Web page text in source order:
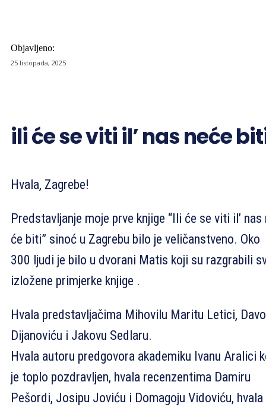
Objavljeno:
25 listopada, 2025
ili će se viti il’ nas neće
Hvala, Zagrebe!
Predstavljanje moje prve knjige “Ili će se viti il’ nas
će biti” sinoć u Zagrebu bilo je veličanstveno. Oko
300 ljudi je bilo u dvorani Matis koji su razgrabili
izložene primjerke knjige .
Hvala predstavljačima Mihovilu Maritu Letici,
Dijanoviću i Jakovu Sedlaru.
Hvala autoru predgovora akademiku Ivanu Aralici
je toplo pozdravljen, hvala recenzentima Damiru
Pešordi, Josipu Joviću i Domagoju Vidoviću, hvala